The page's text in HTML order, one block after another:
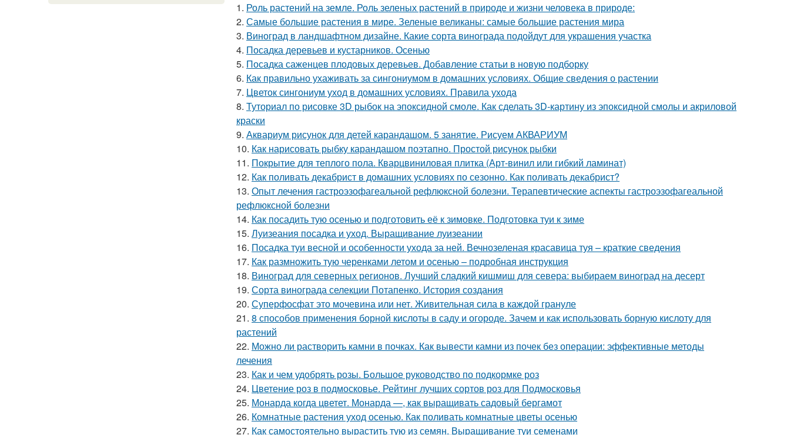
1. Роль растений на земле. Роль зеленых растений в природе и жизни человека в природе:
2. Самые большие растения в мире. Зеленые великаны: самые большие растения мира
3. Виноград в ландшафтном дизайне. Какие сорта винограда подойдут для украшения участка
4. Посадка деревьев и кустарников. Осенью
5. Посадка саженцев плодовых деревьев. Добавление статьи в новую подборку
6. Как правильно ухаживать за сингониумом в домашних условиях. Общие сведения о растении
7. Цветок сингониум уход в домашних условиях. Правила ухода
8. Туториал по рисовке 3D рыбок на эпоксидной смоле. Как сделать 3D-картину из эпоксидной смолы и акриловой
краски
9. Аквариум рисунок для детей карандашом. 5 занятие. Рисуем АКВАРИУМ
10. Как нарисовать рыбку карандашом поэтапно. Простой рисунок рыбки
11. Покрытие для теплого пола. Кварцвиниловая плитка (Арт-винил или гибкий ламинат)
12. Как поливать декабрист в домашних условиях по сезонно. Как поливать декабрист?
13. Опыт лечения гастроэзофагеальной рефлюксной болезни. Терапевтические аспекты гастроэзофагеальной
рефлюксной болезни
14. Как посадить тую осенью и подготовить её к зимовке. Подготовка туи к зиме
15. Луизеания посадка и уход. Выращивание луизеании
16. Посадка туи весной и особенности ухода за ней. Вечнозеленая красавица туя – краткие сведения
17. Как размножить тую черенками летом и осенью – подробная инструкция
18. Виноград для северных регионов. Лучший сладкий кишмиш для севера: выбираем виноград на десерт
19. Сорта винограда селекции Потапенко. История создания
20. Суперфосфат это мочевина или нет. Живительная сила в каждой грануле
21. 8 способов применения борной кислоты в саду и огороде. Зачем и как использовать борную кислоту для
растений
22. Можно ли растворить камни в почках. Как вывести камни из почек без операции: эффективные методы
лечения
23. Как и чем удобрять розы. Большое руководство по подкормке роз
24. Цветение роз в подмосковье. Рейтинг лучших сортов роз для Подмосковья
25. Монарда когда цветет. Монарда —, как выращивать садовый бергамот
26. Комнатные растения уход осенью. Как поливать комнатные цветы осенью
27. Как самостоятельно вырастить тую из семян. Выращивание туи семенами